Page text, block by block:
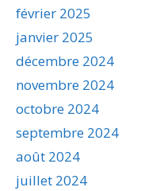
février 2025
janvier 2025
décembre 2024
novembre 2024
octobre 2024
septembre 2024
août 2024
juillet 2024